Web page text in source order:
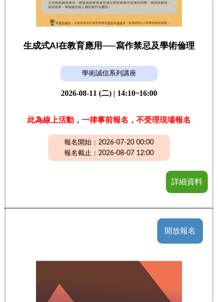
生成式AI在教育應用──寫作禁忌及學術倫理
學術誠信系列講座
2026-08-11 (二) | 14:10~16:00
此為線上活動，一律事前報名，不受理現場報名
報名開始：2026-07-20 00:00
報名截止：2026-08-07 12:00
詳細資料
開放報名